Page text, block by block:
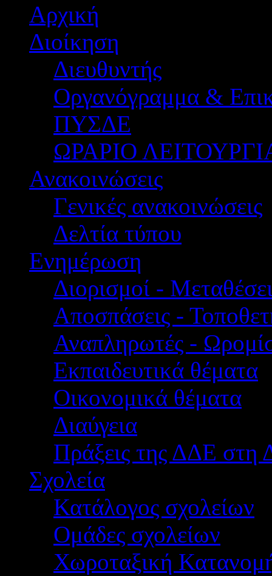
Αρχική
Διοίκηση
Διευθυντής
Οργανόγραμμα &
ΠΥΣΔΕ
ΩΡΑΡΙΟ
Ανακοινώσεις
Γενικές ανακοινώσεις
Δελτία τύπου
Ενημέρωση
Διορισμοί -
Αποσπάσεις -
Αναπληρωτές -
Εκπαιδευτικά θέματα
Οικονομικά θέματα
Διαύγεια
Πράξεις της ΔΔΕ στη
Σχολεία
Κατάλογος σχολείων
Ομάδες σχολείων
Χωροταξική